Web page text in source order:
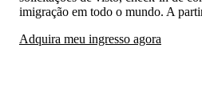
imigração em todo o mundo. A
Adquira meu ingresso agora